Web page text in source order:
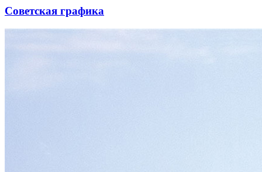
Советская графика